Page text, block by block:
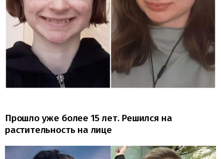
Прошло уже более 15 лет. Решился на
растительность на лице